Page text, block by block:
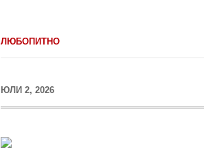
ЛЮБОПИТНО
ЮЛИ 2, 2026